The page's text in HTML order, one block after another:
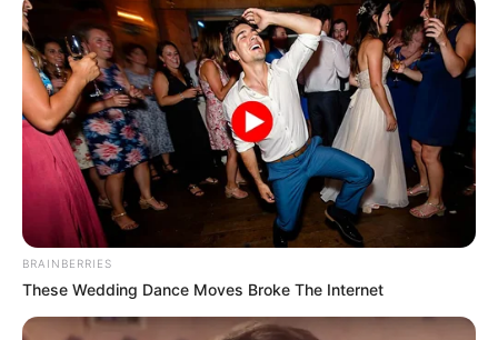
Περισσότερα νέα από την Εύβοια
Κάθε πότε κληρώνει το τζόκερ, ποιες οι μέρες;
Μερομήνια 2026 – 2027: Τι καιρό θα κάνει;
Πότε ανοίγουν οι εγγραφές για τα
Πανεπιστήμια 2026 – Ημερομηνίες για
πρωτοετείς
Ακολουθήστε το evianews.com στοGoogle
BRAINBERRIES
These Wedding Dance Moves Broke The Internet